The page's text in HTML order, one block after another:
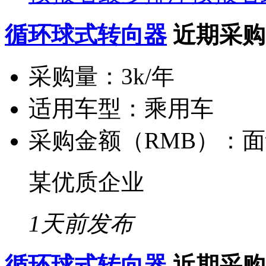
循环球式转向器 近期采购
采购量： 3k/年
适用车型： 乘用车
采购金额（RMB）：
某优质企业
1天前发布